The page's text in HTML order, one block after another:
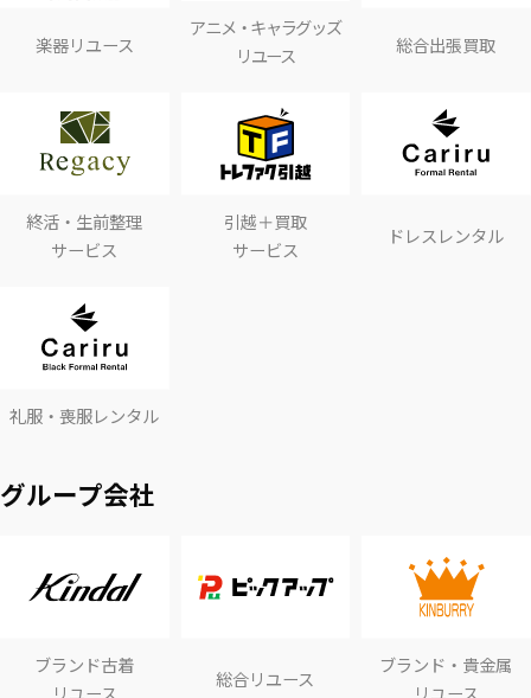
楽器リユース
アニメ・キャラグッズ
リユース
総合出張買取
終活・生前整理
サービス
引越＋買取
サービス
ドレスレンタル
礼服・喪服レンタル
グループ会社
ブランド古着
リユース
総合リユース
ブランド・貴金属
リユース